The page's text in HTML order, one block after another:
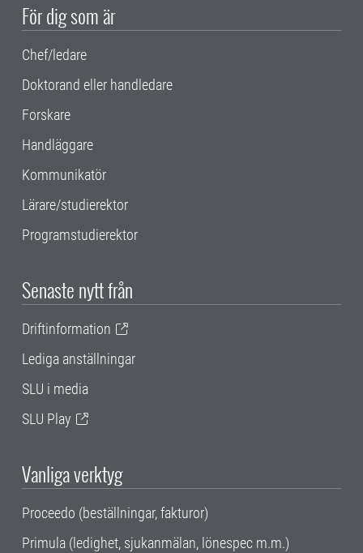
För dig som är
Chef/ledare
Doktorand eller handledare
Forskare
Handläggare
Kommunikatör
Lärare/studierektor
Programstudierektor
Senaste nytt från
Driftinformation
Lediga anställningar
SLU i media
SLU Play
Vanliga verktyg
Proceedo (beställningar, fakturor)
Primula (ledighet, sjukanmälan, lönespec m.m.)